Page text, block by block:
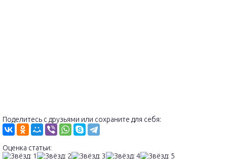
Поделитесь с друзьями или сохраните для себя:
Оценка статьи: